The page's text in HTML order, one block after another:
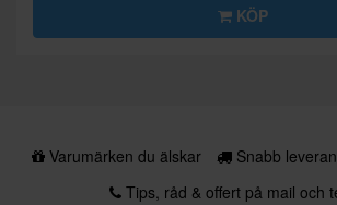
KÖP
Varumärken du älskar
Snabb
Tips, råd & offert på mail och